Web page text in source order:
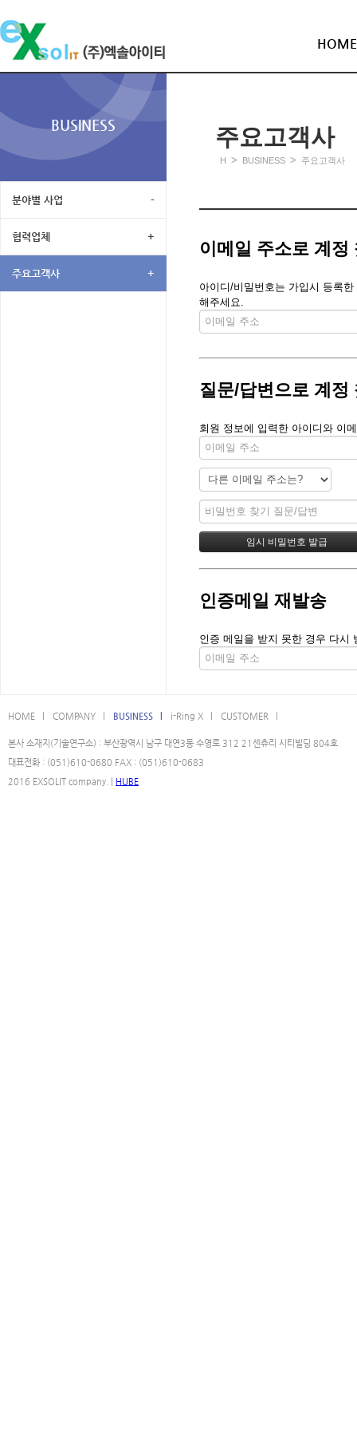
HOME
BUSINESS
분야별 사업 -
협력업체 +
주요고객사 +
주요고객사
H > BUSINESS > 주요고객사
이메일 주소로 계정
아이디/비밀번호는 가입시 등록
해주세요.
질문/답변으로 계정
회원 정보에 입력한 아이디와 이
인증메일 재발송
인증 메일을 받지 못한 경우 다시
HOME l COMPANY l BUSINESS l i-Ring X l CUSTOMER l
본사 소재지(기술연구소) : 부산광역시 남구 대연3동 수영로 312 21센츄리 시티빌딩 804호
대표전화 : (051)610-0680 FAX : (051)610-0683
2016 EXSOLIT company. | HUBE